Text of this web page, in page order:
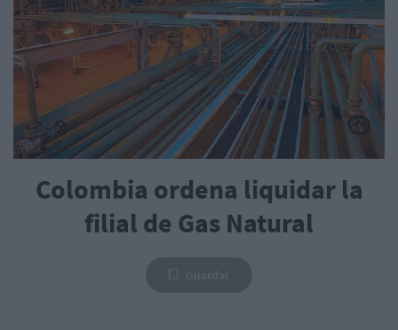
Colombia ordena liquidar la
filial de Gas Natural